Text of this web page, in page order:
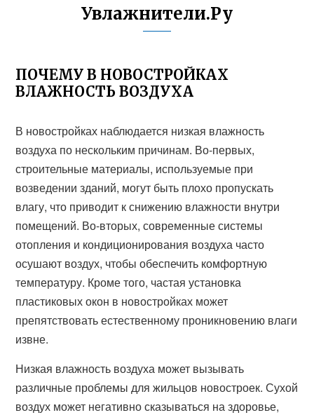
Увлажнители.Ру
ПОЧЕМУ В НОВОСТРОЙКАХ
ВЛАЖНОСТЬ ВОЗДУХА
В новостройках наблюдается низкая влажность
воздуха по нескольким причинам. Во-первых,
строительные материалы, используемые при
возведении зданий, могут быть плохо пропускать
влагу, что приводит к снижению влажности внутри
помещений. Во-вторых, современные системы
отопления и кондиционирования воздуха часто
осушают воздух, чтобы обеспечить комфортную
температуру. Кроме того, частая установка
пластиковых окон в новостройках может
препятствовать естественному проникновению влаги
извне.
Низкая влажность воздуха может вызывать
различные проблемы для жильцов новостроек. Сухой
воздух может негативно сказываться на здоровье,